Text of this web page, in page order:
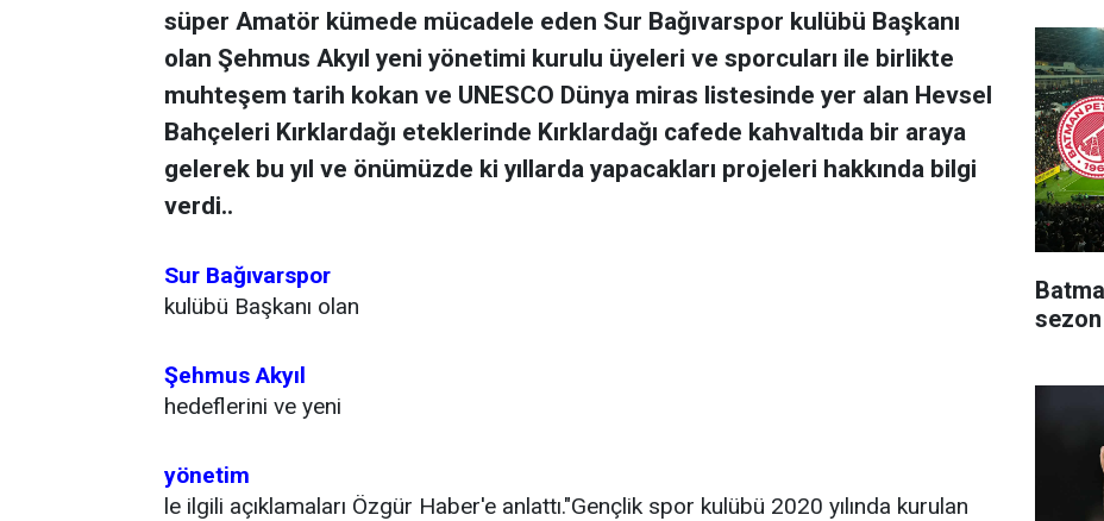
süper Amatör kümede mücadele eden Sur Bağıvarspor kulübü Başkanı
olan Şehmus Akyıl yeni yönetimi kurulu üyeleri ve sporcuları ile birlikte
muhteşem tarih kokan ve UNESCO Dünya miras listesinde yer alan Hevsel
Bahçeleri Kırklardağı eteklerinde Kırklardağı cafede kahvaltıda bir araya
gelerek bu yıl ve önümüzde ki yıllarda yapacakları projeleri hakkında bilgi
verdi..
Sur Bağıvarspor
kulübü Başkanı olan
Şehmus Akyıl
hedeflerini ve yeni
yönetim
le ilgili açıklamaları Özgür Haber'e anlattı."Gençlik spor kulübü 2020 yılında kurulan